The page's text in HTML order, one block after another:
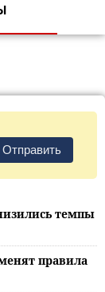
Отправить
темпы
правила